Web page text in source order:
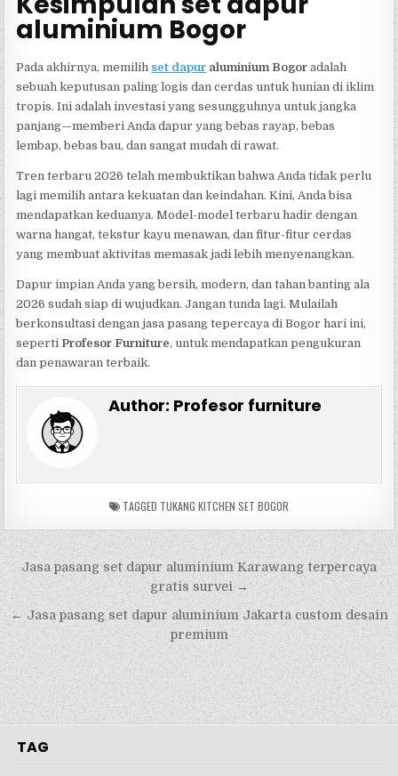
aluminium Bogor
Pada akhirnya, memilih set dapur aluminium Bogor adalah
sebuah keputusan paling logis dan cerdas untuk hunian di iklim
tropis. Ini adalah investasi yang sesungguhnya untuk jangka
panjang—memberi Anda dapur yang bebas rayap, bebas
lembap, bebas bau, dan sangat mudah di rawat.
Tren terbaru 2026 telah membuktikan bahwa Anda tidak perlu
lagi memilih antara kekuatan dan keindahan. Kini, Anda bisa
mendapatkan keduanya. Model-model terbaru hadir dengan
warna hangat, tekstur kayu menawan, dan fitur-fitur cerdas
yang membuat aktivitas memasak jadi lebih menyenangkan.
Dapur impian Anda yang bersih, modern, dan tahan banting ala
2026 sudah siap di wujudkan. Jangan tunda lagi. Mulailah
berkonsultasi dengan jasa pasang tepercaya di Bogor hari ini,
seperti Profesor Furniture, untuk mendapatkan pengukuran
dan penawaran terbaik.
Author: Profesor furniture
TAGGED TUKANG KITCHEN SET BOGOR
Navigasi
pos
Jasa pasang set dapur aluminium Karawang terpercaya
gratis survei →
← Jasa pasang set dapur aluminium Jakarta custom desain
premium
TAG